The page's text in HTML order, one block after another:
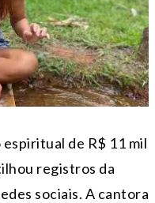
de R$ 11 mil
registros da
sociais. A cantora